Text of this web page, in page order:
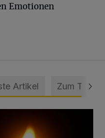
Emotionen
Artikel Zum Thema